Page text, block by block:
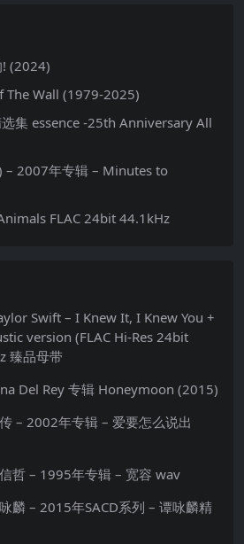
(2024)
The Wall (1979-2025)
集 essence -25th Anniversary All
– 2007年专辑 – Minutes to
FLAC 24bit 44.1kHz
Swift – I Knew It, I Knew You +
version (FLAC Hi-Res 24bit
臻品母带
Del Rey 专辑 Honeymoon (2015)
– 2002年专辑 – 爱要怎么说出
哲 – 1995年专辑 – 宽容 wav
麟 – 2015年SACD系列 – 谭咏麟精